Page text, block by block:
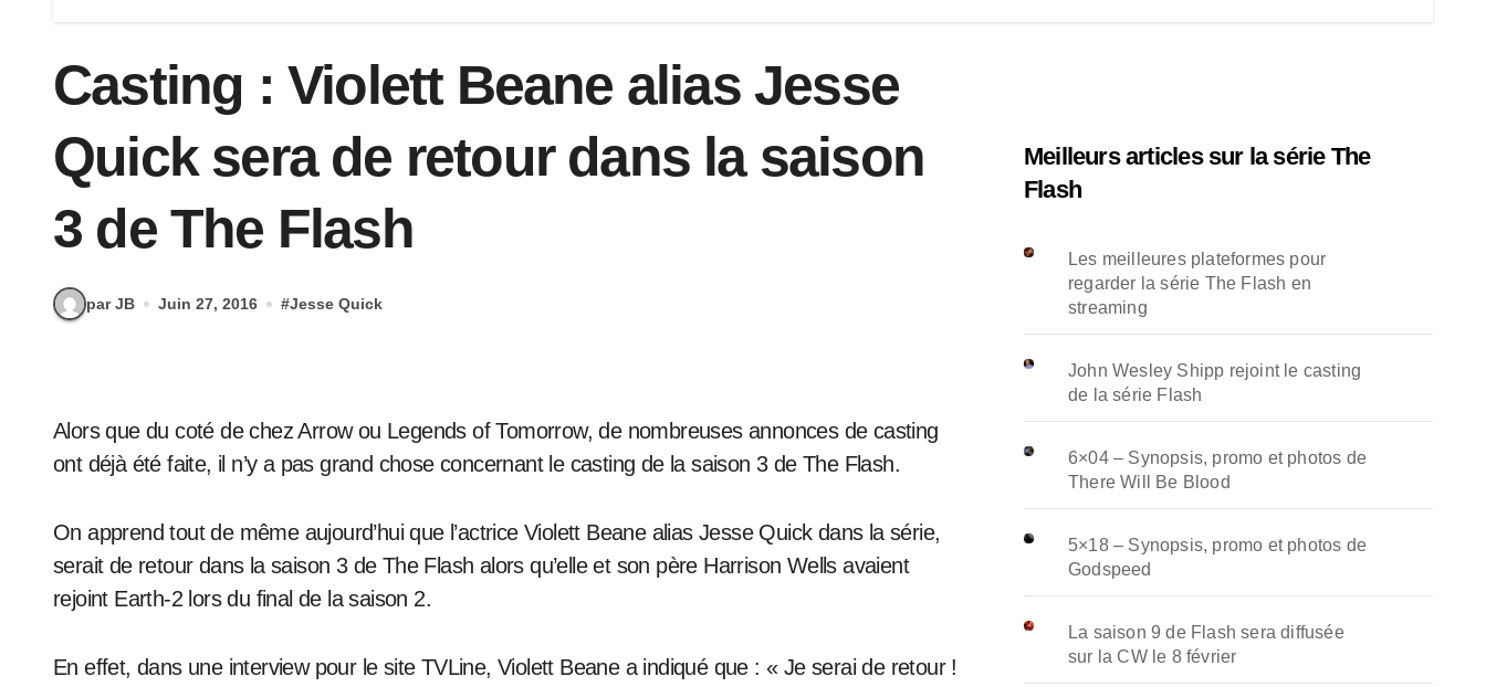
Casting : Violett Beane alias Jesse
Quick sera de retour dans la saison
3 de The Flash
par JB Juin 27, 2016 #Jesse Quick
Alors que du coté de chez Arrow ou Legends of Tomorrow, de nombreuses annonces de casting
ont déjà été faite, il n’y a pas grand chose concernant le casting de la saison 3 de The Flash.
On apprend tout de même aujourd’hui que l’actrice Violett Beane alias Jesse Quick dans la série,
serait de retour dans la saison 3 de The Flash alors qu’elle et son père Harrison Wells avaient
rejoint Earth-2 lors du final de la saison 2.
En effet, dans une interview pour le site TVLine, Violett Beane a indiqué que : « Je serai de retour !
Meilleurs articles sur la série The
Flash
Les meilleures plateformes pour
regarder la série The Flash en
streaming
John Wesley Shipp rejoint le casting
de la série Flash
6×04 – Synopsis, promo et photos de
There Will Be Blood
5×18 – Synopsis, promo et photos de
Godspeed
La saison 9 de Flash sera diffusée
sur la CW le 8 février